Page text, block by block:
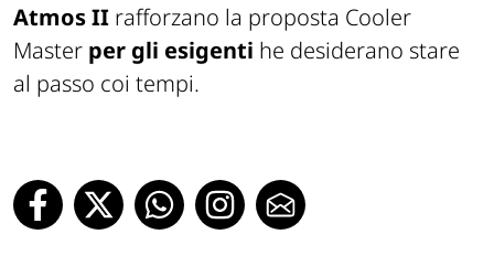
Atmos II rafforzano la proposta Cooler
Master per gli esigenti he desiderano stare
al passo coi tempi.